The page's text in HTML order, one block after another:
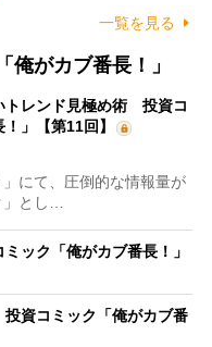
一覧を見る
俺がカブ番長！」
トレンド見極め術 投資コ
」【第11回】
にて、圧倒的な情報量が
」とし…
ック「俺がカブ番長！」
資コミック「俺がカブ番